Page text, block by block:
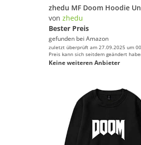
von zhedu
Bester Preis
gefunden bei Amazon
zuletzt überprüft am 27.09.2025 um
Preis kann sich seitdem geändert
Keine weiteren Anbieter